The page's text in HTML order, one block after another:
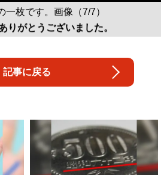
一枚です。画像（7/7）
りがとうございました。
記事に戻る